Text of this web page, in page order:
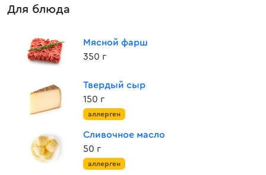
Для блюда
Мясной фарш
350 г
Твердый сыр
150 г
аллерген
Сливочное масло
50 г
аллерген